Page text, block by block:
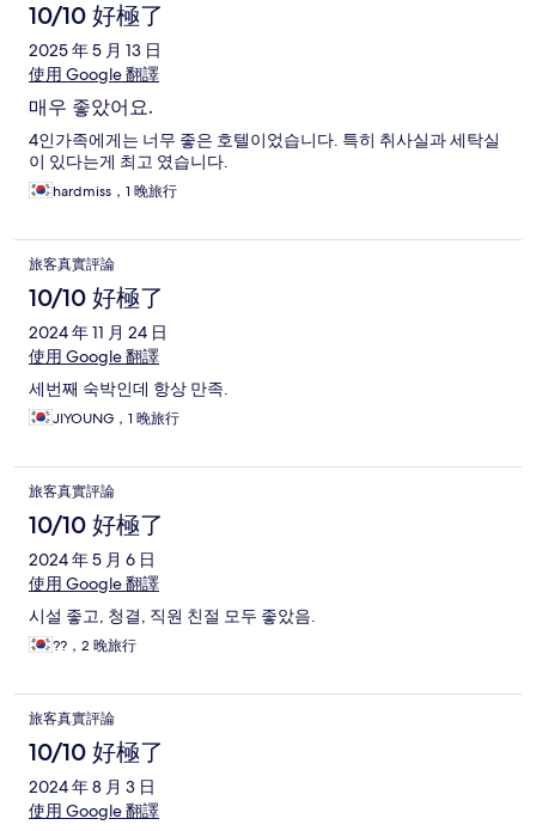
10/10 好極了
2025 年 5 月 13 日
使用 Google 翻譯
매우 좋았어요.
4인가족에게는 너무 좋은 호텔이었습니다. 특히 취사실과 세탁실
이 있다는게 최고 였습니다.
hardmiss，1 晚旅行
旅客真實評論
10/10 好極了
2024 年 11 月 24 日
使用 Google 翻譯
세번째 숙박인데 항상 만족.
JIYOUNG，1 晚旅行
旅客真實評論
10/10 好極了
2024 年 5 月 6 日
使用 Google 翻譯
시설 좋고, 청결, 직원 친절 모두 좋았음.
??，2 晚旅行
旅客真實評論
10/10 好極了
2024 年 8 月 3 日
使用 Google 翻譯